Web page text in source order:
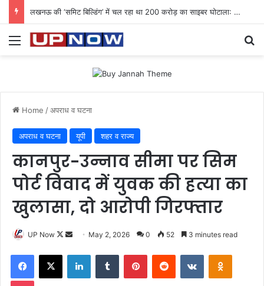
लखनऊ की ‘समिट बिल्डिंग’ में चल रहा था 200 करोड़ का साइबर घोटाला: 40 युवतियों समेत 119 गिरफ्तार
Menu
Home /अपराध व घटना
अपराध व घटना यूपी शहर व राज्य
कानपुर-उन्नाव सीमा पर सिम
पोर्ट विवाद में युवक की हत्या का
खुलासा, दो आरोपी गिरफ्तार
UP Now
Follow
Send
email
May 2, 2026 0 52 3 minutes read
Facebook
X LinkedInTumblr PinterestReddit VKontakte
Pocket